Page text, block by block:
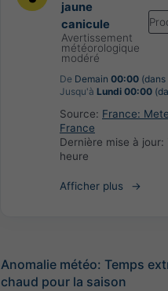
jaune
canicule
Avertissement
météorologique
modéré
De Demain 00:00
Jusqu'à Lundi 00:00
Source: France:
France
Dernière mise à jour:
heure
Afficher plus
Anomalie météo: Temps
chaud pour la saison